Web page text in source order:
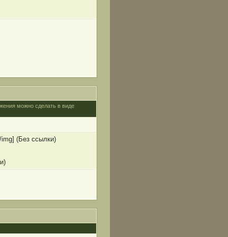
можно сделать в виде
(Без ссылки)